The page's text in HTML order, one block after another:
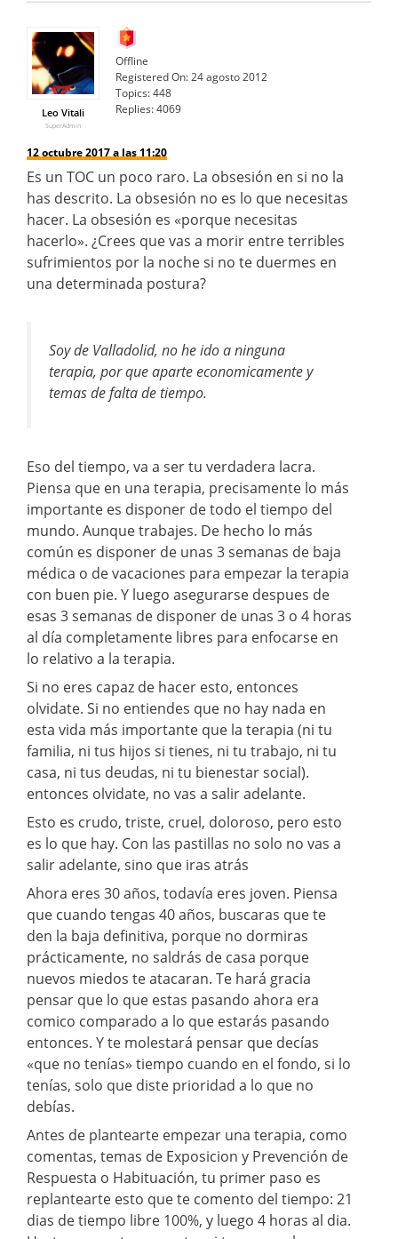
Leo Vitali
SuperAdmin
Offline
Registered On:24 agosto 2012
Topics:448
Replies:4069
12 octubre 2017 a las 11:20
Es un TOC un poco raro. La obsesión en si no la
has descrito. La obsesión no es lo que necesitas
hacer. La obsesión es «porque necesitas
hacerlo». ¿Crees que vas a morir entre terribles
sufrimientos por la noche si no te duermes en
una determinada postura?
Soy de Valladolid, no he ido a ninguna
terapia, por que aparte economicamente y
temas de falta de tiempo.
Eso del tiempo, va a ser tu verdadera lacra.
Piensa que en una terapia, precisamente lo más
importante es disponer de todo el tiempo del
mundo. Aunque trabajes. De hecho lo más
común es disponer de unas 3 semanas de baja
médica o de vacaciones para empezar la terapia
con buen pie. Y luego asegurarse despues de
esas 3 semanas de disponer de unas 3 o 4 horas
al día completamente libres para enfocarse en
lo relativo a la terapia.
Si no eres capaz de hacer esto, entonces
olvidate. Si no entiendes que no hay nada en
esta vida más importante que la terapia (ni tu
familia, ni tus hijos si tienes, ni tu trabajo, ni tu
casa, ni tus deudas, ni tu bienestar social).
entonces olvidate, no vas a salir adelante.
Esto es crudo, triste, cruel, doloroso, pero esto
es lo que hay. Con las pastillas no solo no vas a
salir adelante, sino que iras atrás
Ahora eres 30 años, todavía eres joven. Piensa
que cuando tengas 40 años, buscaras que te
den la baja definitiva, porque no dormiras
prácticamente, no saldrás de casa porque
nuevos miedos te atacaran. Te hará gracia
pensar que lo que estas pasando ahora era
comico comparado a lo que estarás pasando
entonces. Y te molestará pensar que decías
«que no tenías» tiempo cuando en el fondo, si lo
tenías, solo que diste prioridad a lo que no
debías.
Antes de plantearte empezar una terapia, como
comentas, temas de Exposicion y Prevención de
Respuesta o Habituación, tu primer paso es
replantearte esto que te comento del tiempo: 21
dias de tiempo libre 100%, y luego 4 horas al dia.